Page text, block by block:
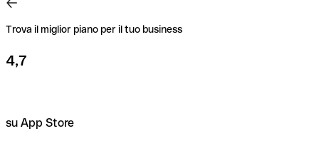
Trova il miglior piano per il tuo business
4,7
su App Store